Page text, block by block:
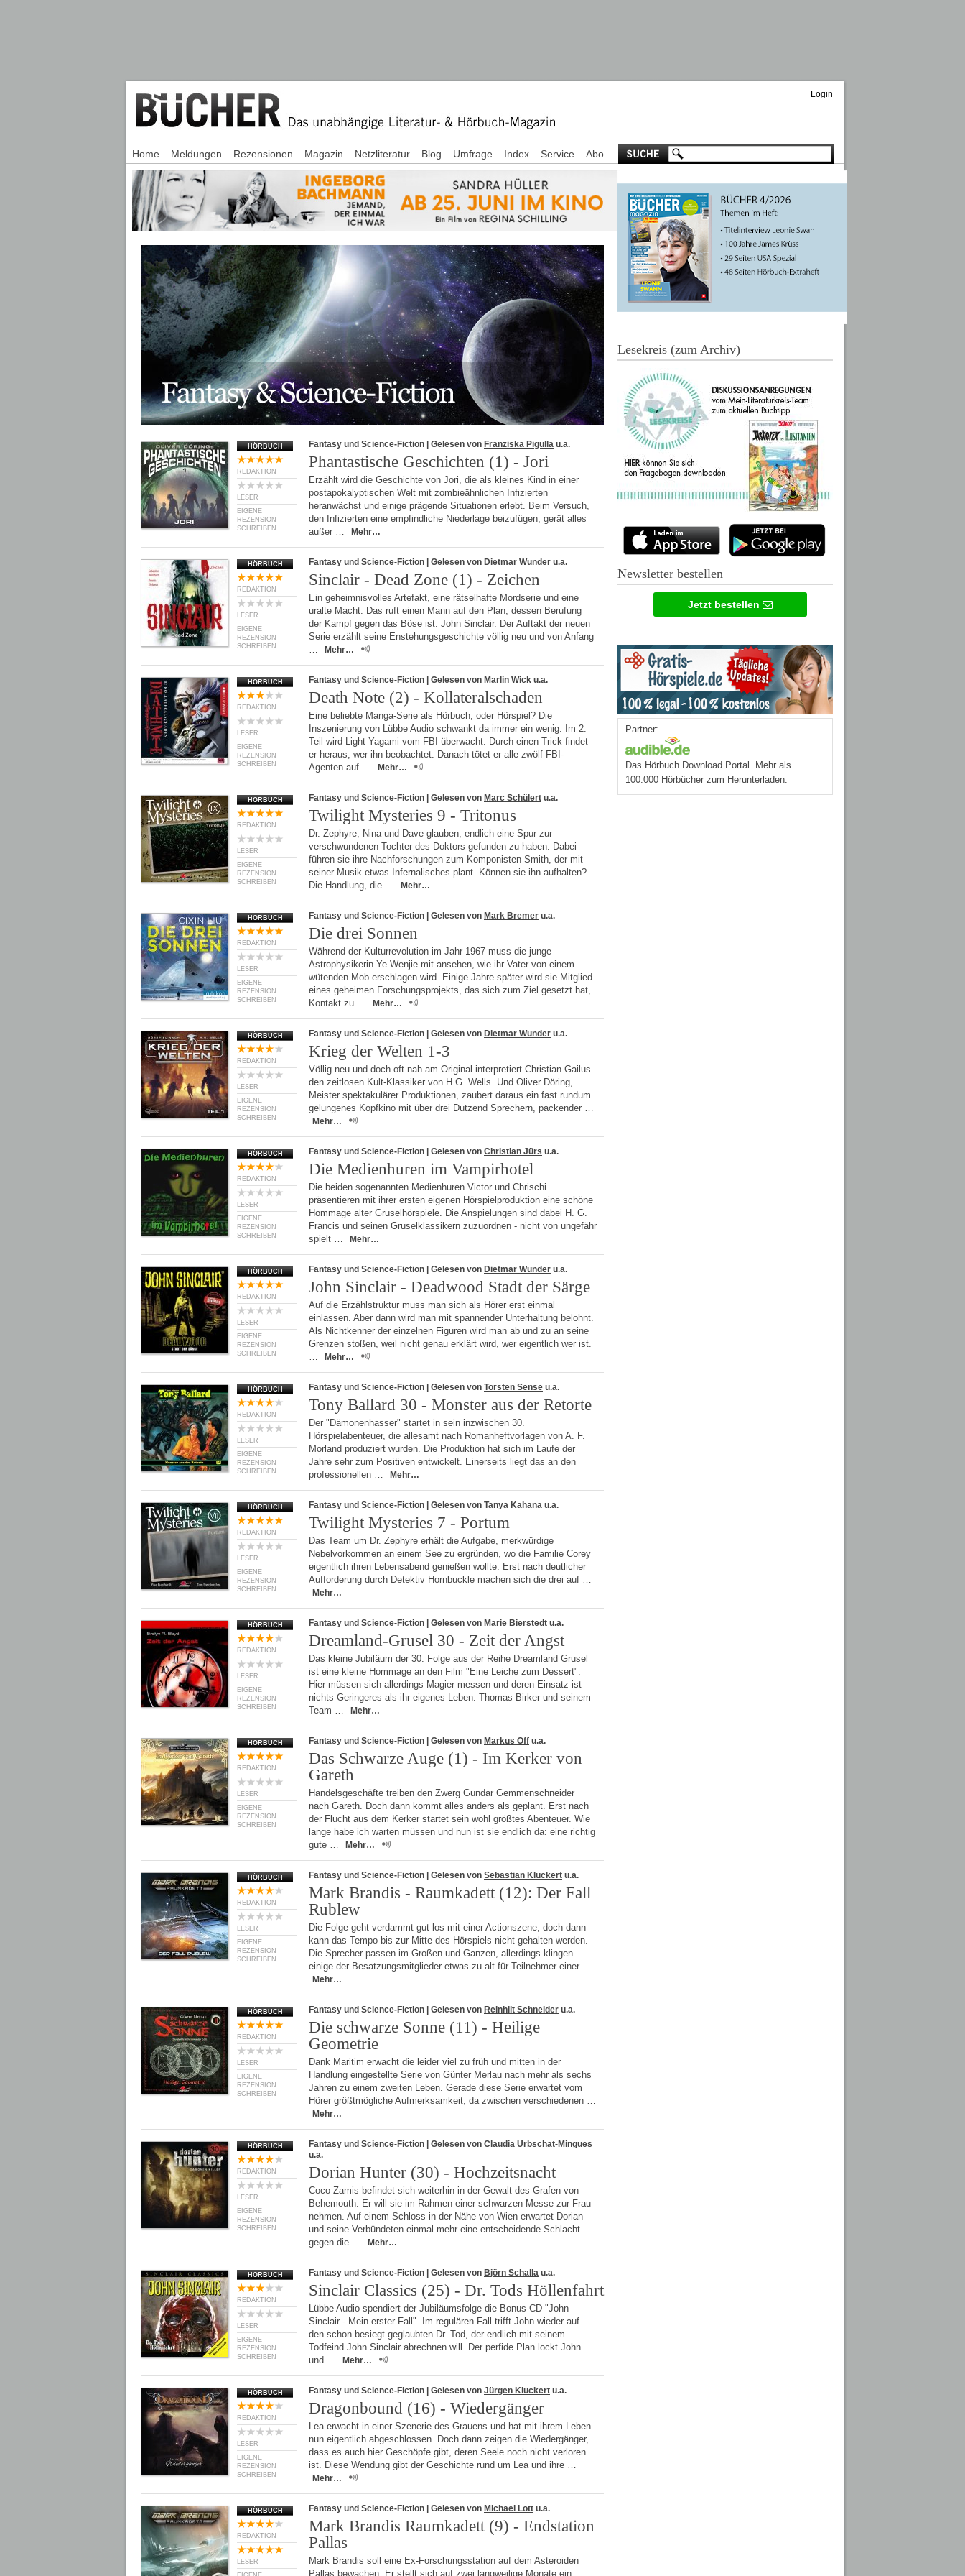
Login
HÖRBUCH
REDAKTION
LESER
EIGENE
REZENSION
SCHREIBEN
Fantasy und Science-Fiction | Gelesen von Franziska Pigulla u.a.
Phantastische Geschichten (1) - Jori
Erzählt wird die Geschichte von Jori, die als kleines Kind in einer
postapokalyptischen Welt mit zombieähnlichen Infizierten
heranwächst und einige prägende Situationen erlebt. Beim Versuch,
den Infizierten eine empfindliche Niederlage beizufügen, gerät alles
außer …
Mehr…
HÖRBUCH
REDAKTION
LESER
EIGENE
REZENSION
SCHREIBEN
Fantasy und Science-Fiction | Gelesen von Dietmar Wunder u.a.
Sinclair - Dead Zone (1) - Zeichen
Ein geheimnisvolles Artefakt, eine rätselhafte Mordserie und eine
uralte Macht. Das ruft einen Mann auf den Plan, dessen Berufung
der Kampf gegen das Böse ist: John Sinclair. Der Auftakt der neuen
Serie erzählt seine Enstehungsgeschichte völlig neu und von Anfang
…
Mehr…
HÖRBUCH
REDAKTION
LESER
EIGENE
REZENSION
SCHREIBEN
Fantasy und Science-Fiction | Gelesen von Marlin Wick u.a.
Death Note (2) - Kollateralschaden
Eine beliebte Manga-Serie als Hörbuch, oder Hörspiel? Die
Inszenierung von Lübbe Audio schwankt da immer ein wenig. Im 2.
Teil wird Light Yagami vom FBI überwacht. Durch einen Trick findet
er heraus, wer ihn beobachtet. Danach tötet er alle zwölf FBI-
Agenten auf …
Mehr…
HÖRBUCH
REDAKTION
LESER
EIGENE
REZENSION
SCHREIBEN
Fantasy und Science-Fiction | Gelesen von Marc Schülert u.a.
Twilight Mysteries 9 - Tritonus
Dr. Zephyre, Nina und Dave glauben, endlich eine Spur zur
verschwundenen Tochter des Doktors gefunden zu haben. Dabei
führen sie ihre Nachforschungen zum Komponisten Smith, der mit
seiner Musik etwas Infernalisches plant. Können sie ihn aufhalten?
Die Handlung, die …
Mehr…
HÖRBUCH
REDAKTION
LESER
EIGENE
REZENSION
SCHREIBEN
Fantasy und Science-Fiction | Gelesen von Mark Bremer u.a.
Die drei Sonnen
Während der Kulturrevolution im Jahr 1967 muss die junge
Astrophysikerin Ye Wenjie mit ansehen, wie ihr Vater von einem
wütenden Mob erschlagen wird. Einige Jahre später wird sie Mitglied
eines geheimen Forschungsprojekts, das sich zum Ziel gesetzt hat,
Kontakt zu …
Mehr…
HÖRBUCH
REDAKTION
LESER
EIGENE
REZENSION
SCHREIBEN
Fantasy und Science-Fiction | Gelesen von Dietmar Wunder u.a.
Krieg der Welten 1-3
Völlig neu und doch oft nah am Original interpretiert Christian Gailus
den zeitlosen Kult-Klassiker von H.G. Wells. Und Oliver Döring,
Meister spektakulärer Produktionen, zaubert daraus ein fast rundum
gelungenes Kopfkino mit über drei Dutzend Sprechern, packender …
Mehr…
HÖRBUCH
REDAKTION
LESER
EIGENE
REZENSION
SCHREIBEN
Fantasy und Science-Fiction | Gelesen von Christian Jürs u.a.
Die Medienhuren im Vampirhotel
Die beiden sogenannten Medienhuren Victor und Chrischi
präsentieren mit ihrer ersten eigenen Hörspielproduktion eine schöne
Hommage alter Gruselhörspiele. Die Anspielungen sind dabei H. G.
Francis und seinen Gruselklassikern zuzuordnen - nicht von ungefähr
spielt …
Mehr…
HÖRBUCH
REDAKTION
LESER
EIGENE
REZENSION
SCHREIBEN
Fantasy und Science-Fiction | Gelesen von Dietmar Wunder u.a.
John Sinclair - Deadwood Stadt der Särge
Auf die Erzählstruktur muss man sich als Hörer erst einmal
einlassen. Aber dann wird man mit spannender Unterhaltung belohnt.
Als Nichtkenner der einzelnen Figuren wird man ab und zu an seine
Grenzen stoßen, weil nicht genau erklärt wird, wer eigentlich wer ist.
…
Mehr…
HÖRBUCH
REDAKTION
LESER
EIGENE
REZENSION
SCHREIBEN
Fantasy und Science-Fiction | Gelesen von Torsten Sense u.a.
Tony Ballard 30 - Monster aus der Retorte
Der "Dämonenhasser" startet in sein inzwischen 30.
Hörspielabenteuer, die allesamt nach Romanheftvorlagen von A. F.
Morland produziert wurden. Die Produktion hat sich im Laufe der
Jahre sehr zum Positiven entwickelt. Einerseits liegt das an den
professionellen …
Mehr…
HÖRBUCH
REDAKTION
LESER
EIGENE
REZENSION
SCHREIBEN
Fantasy und Science-Fiction | Gelesen von Tanya Kahana u.a.
Twilight Mysteries 7 - Portum
Das Team um Dr. Zephyre erhält die Aufgabe, merkwürdige
Nebelvorkommen an einem See zu ergründen, wo die Familie Corey
eigentlich ihren Lebensabend genießen wollte. Erst nach deutlicher
Aufforderung durch Detektiv Hornbuckle machen sich die drei auf …
Mehr…
HÖRBUCH
REDAKTION
LESER
EIGENE
REZENSION
SCHREIBEN
Fantasy und Science-Fiction | Gelesen von Marie Bierstedt u.a.
Dreamland-Grusel 30 - Zeit der Angst
Das kleine Jubiläum der 30. Folge aus der Reihe Dreamland Grusel
ist eine kleine Hommage an den Film "Eine Leiche zum Dessert".
Hier müssen sich allerdings Magier messen und deren Einsatz ist
nichts Geringeres als ihr eigenes Leben. Thomas Birker und seinem
Team …
Mehr…
HÖRBUCH
REDAKTION
LESER
EIGENE
REZENSION
SCHREIBEN
Fantasy und Science-Fiction | Gelesen von Markus Off u.a.
Das Schwarze Auge (1) - Im Kerker von
Gareth
Handelsgeschäfte treiben den Zwerg Gundar Gemmenschneider
nach Gareth. Doch dann kommt alles anders als geplant. Erst nach
der Flucht aus dem Kerker startet sein wohl größtes Abenteuer. Wie
lange habe ich warten müssen und nun ist sie endlich da: eine richtig
gute …
Mehr…
HÖRBUCH
REDAKTION
LESER
EIGENE
REZENSION
SCHREIBEN
Fantasy und Science-Fiction | Gelesen von Sebastian Kluckert u.a.
Mark Brandis - Raumkadett (12): Der Fall
Rublew
Die Folge geht verdammt gut los mit einer Actionszene, doch dann
kann das Tempo bis zur Mitte des Hörspiels nicht gehalten werden.
Die Sprecher passen im Großen und Ganzen, allerdings klingen
einige der Besatzungsmitglieder etwas zu alt für Teilnehmer einer …
Mehr…
HÖRBUCH
REDAKTION
LESER
EIGENE
REZENSION
SCHREIBEN
Fantasy und Science-Fiction | Gelesen von Reinhilt Schneider u.a.
Die schwarze Sonne (11) - Heilige
Geometrie
Dank Maritim erwacht die leider viel zu früh und mitten in der
Handlung eingestellte Serie von Günter Merlau nach mehr als sechs
Jahren zu einem zweiten Leben. Gerade diese Serie erwartet vom
Hörer größtmögliche Aufmerksamkeit, da zwischen verschiedenen …
Mehr…
HÖRBUCH
REDAKTION
LESER
EIGENE
REZENSION
SCHREIBEN
Fantasy und Science-Fiction | Gelesen von Claudia Urbschat-Mingues
u.a.
Dorian Hunter (30) - Hochzeitsnacht
Coco Zamis befindet sich weiterhin in der Gewalt des Grafen von
Behemouth. Er will sie im Rahmen einer schwarzen Messe zur Frau
nehmen. Auf einem Schloss in der Nähe von Wien erwartet Dorian
und seine Verbündeten einmal mehr eine entscheidende Schlacht
gegen die …
Mehr…
HÖRBUCH
REDAKTION
LESER
EIGENE
REZENSION
SCHREIBEN
Fantasy und Science-Fiction | Gelesen von Björn Schalla u.a.
Sinclair Classics (25) - Dr. Tods Höllenfahrt
Lübbe Audio spendiert der Jubiläumsfolge die Bonus-CD "John
Sinclair - Mein erster Fall". Im regulären Fall trifft John wieder auf
den schon besiegt geglaubten Dr. Tod, der endlich mit seinem
Todfeind John Sinclair abrechnen will. Der perfide Plan lockt John
und …
Mehr…
HÖRBUCH
REDAKTION
LESER
EIGENE
REZENSION
SCHREIBEN
Fantasy und Science-Fiction | Gelesen von Jürgen Kluckert u.a.
Dragonbound (16) - Wiedergänger
Lea erwacht in einer Szenerie des Grauens und hat mit ihrem Leben
nun eigentlich abgeschlossen. Doch dann zeigen die Wiedergänger,
dass es auch hier Geschöpfe gibt, deren Seele noch nicht verloren
ist. Diese Wendung gibt der Geschichte rund um Lea und ihre …
Mehr…
HÖRBUCH
REDAKTION
LESER
Fantasy und Science-Fiction | Gelesen von Michael Lott u.a.
Mark Brandis Raumkadett (9) - Endstation
Pallas
Mark Brandis soll eine Ex-Forschungsstation auf dem Asteroiden
Pallas bewachen. Er stellt sich auf zwei langweilige Monate ein,
Home Meldungen Rezensionen Magazin Netzliteratur Blog Umfrage Index Service Abo
Lesekreis (zum Archiv)
Newsletter bestellen
Jetzt bestellen
Partner:
Das Hörbuch Download Portal. Mehr als
100.000 Hörbücher zum Herunterladen.